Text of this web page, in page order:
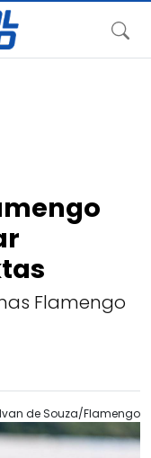
Flamengo
de Souza/Flamengo